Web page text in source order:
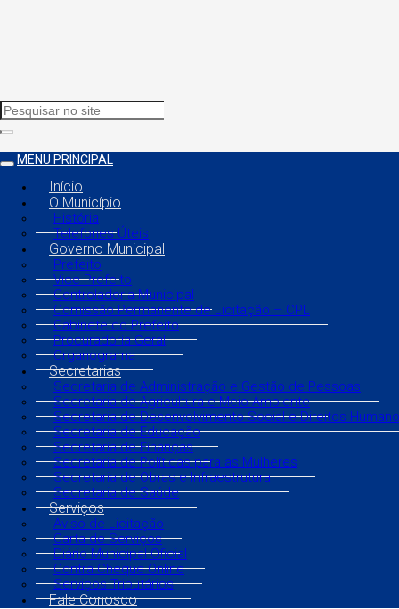
MENU PRINCIPAL
Início
O Município
História
Telefones Úteis
Governo Municipal
Prefeito
Vice Prefeito
Controladoria Municipal
Comissão Permanente de Licitação – CPL
Gabinete do Prefeito
Procuradoria Geral
Organograma
Secretarias
Secretaria de Administração e Gestão de Pessoas
Secretaria de Agricultura e Meio Ambiente
Secretaria de Desenvolvimento Social e Direitos
Secretaria de Educação
Secretaria de Finanças
Secretaria de Políticas para as Mulheres
Secretaria de Obras e Infraestrutura
Secretaria de Saúde
Serviços
Aviso de Licitação
Carta de Serviços
Diário Municipal Oficial
Contra Cheque Online
Serviços Tributários
Fale Conosco